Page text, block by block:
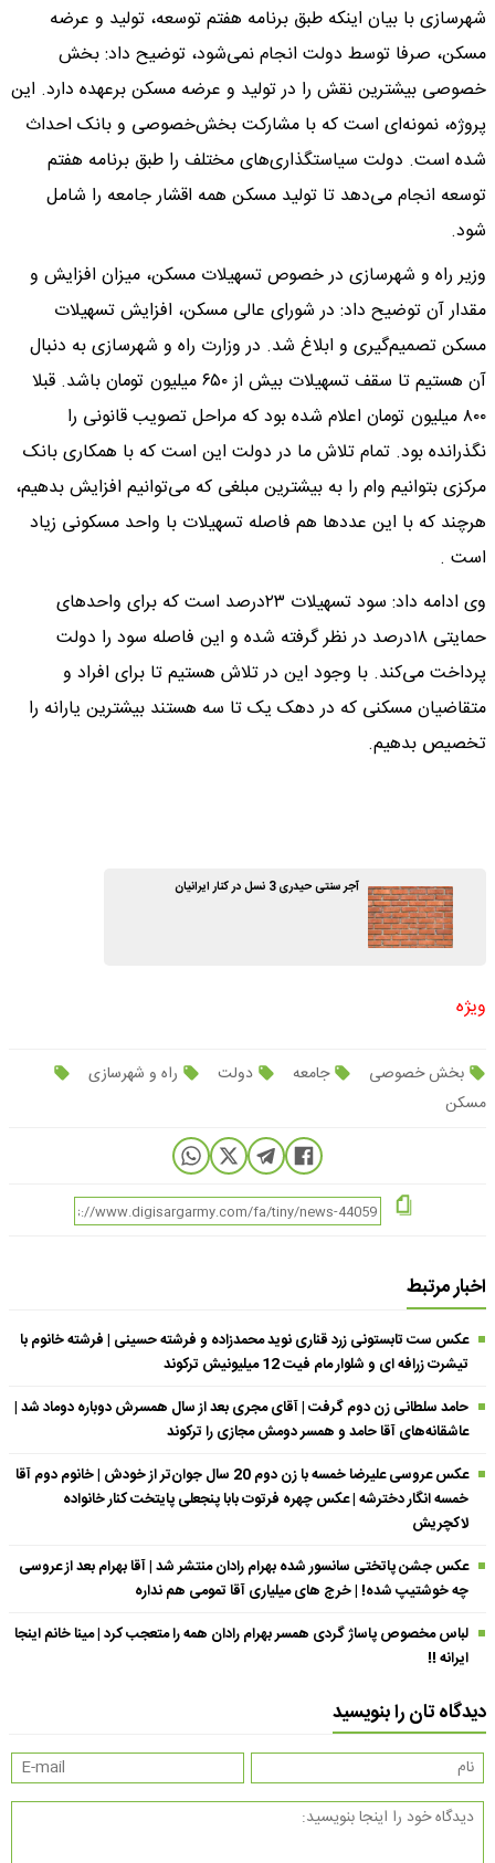
شهرسازی با بیان اینکه طبق برنامه هفتم توسعه، تولید و عرضه
مسکن، صرفا توسط دولت انجام نمی‌شود، توضیح داد: بخش
خصوصی بیشترین نقش را در تولید و عرضه مسکن برعهده دارد. این
پروژه، نمونه‌ای است که با مشارکت بخش‌خصوصی و بانک احداث
شده است. دولت سیاستگذاری‌‌‌‌های مختلف را طبق برنامه هفتم
توسعه انجام می‌دهد تا تولید مسکن همه اقشار جامعه را شامل
شود.
وزیر راه و شهرسازی در خصوص تسهیلات مسکن، میزان افزایش و
مقدار آن توضیح داد: در شورای عالی مسکن، افزایش تسهیلات
مسکن تصمیم‌‌‌‌گیری و ابلاغ شد. در وزارت راه و شهرسازی به دنبال
آن هستیم تا سقف تسهیلات بیش از ۶۵۰ میلیون تومان باشد. قبلا
۸۰۰ میلیون تومان اعلام شده بود که مراحل تصویب قانونی را
نگذرانده بود. تمام تلاش ما در دولت این است که با همکاری بانک
مرکزی بتوانیم وام را به بیشترین مبلغی که می‌توانیم افزایش بدهیم،
هرچند که با این عددها هم فاصله تسهیلات با واحد مسکونی زیاد
است .
وی ادامه داد: سود تسهیلات ۲۳‌درصد است که برای واحدهای
حمایتی ۱۸‌درصد در نظر گرفته شده و این فاصله سود را دولت
پرداخت می‌کند. با وجود این در تلاش هستیم تا برای افراد و
متقاضیان مسکنی که در دهک یک تا سه هستند بیشترین یارانه را
تخصیص بدهیم.
آجر سنتی حیدری 3 نسل در کنار ایرانیان
ویژه
بخش خصوصی جامعه دولت
راه و شهرسازی
مسکن
اخبار مرتبط
عکس ست تابستونی زرد قناری نوید محمدزاده و فرشته حسینی | فرشته خانوم با
تیشرت زرافه ای و شلوار مام فیت 12 میلیونیش ترکوند
حامد سلطانی زن دوم گرفت | آقای مجری بعد از سال همسرش دوباره دوماد شد |
عاشقانه‌های آقا حامد و همسر دومش مجازی را ترکوند
عکس عروسی علیرضا خمسه با زن دوم 20 سال جوان‌تر از خودش | خانوم دوم آقا
خمسه انگار دخترشه | عکس چهره فرتوت بابا پنجعلی پایتخت کنار خانواده
لاکچریش
عکس جشن پاتختی سانسور شده بهرام رادان منتشر شد | آقا بهرام بعد از عروسی
چه خوشتیپ شده! | خرج های میلیاری آقا تمومی هم نداره
لباس مخصوص پاساژ گردی همسر بهرام رادان همه را متعجب کرد | مینا خانم اینجا
ایرانه !!
دیدگاه تان را بنویسید